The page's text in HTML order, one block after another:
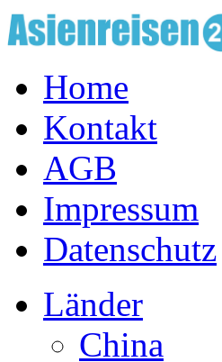
Home
Kontakt
AGB
Impressum
Datenschutz
Länder
China